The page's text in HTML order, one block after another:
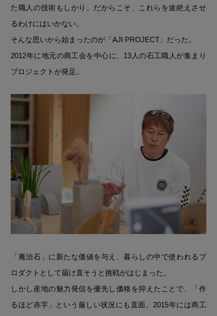
た職人の技術もしかり。だからこそ、これらを途絶えさせ
るわけにはいかない。
そんな思いから始まったのが「AJI PROJECT」だった。
2012年に地元の商工会を中心に、13人の石工職人が集まり
プロジェクトが発足。
「庵治石」に新たな価値を与え、暮らしの中で使われるプ
ロダクトとして届け直そうと挑戦がはじまった。
しかし産地の魅力発信を優先し価格を抑えたことで、「作
るほど赤字」という厳しい状況にも直面。2015年には商工